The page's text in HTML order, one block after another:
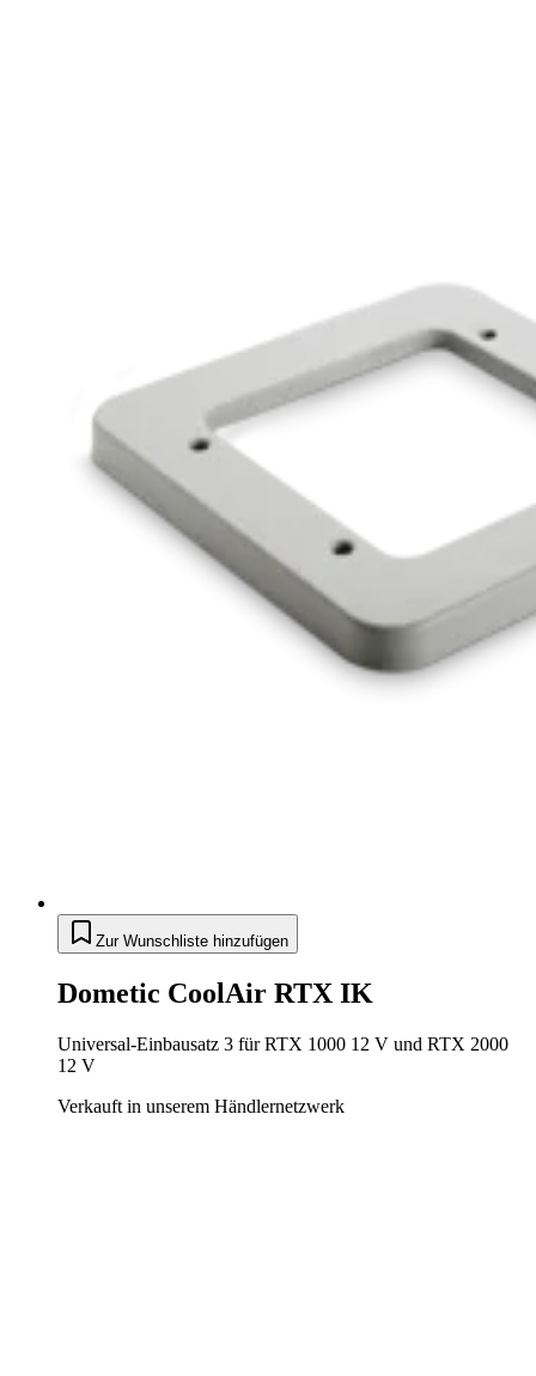
Zur Wunschliste hinzufügen
Dometic CoolAir RTX IK
Universal-Einbausatz 3 für RTX 1000 12 V und RTX 2000
12 V
Verkauft in unserem Händlernetzwerk